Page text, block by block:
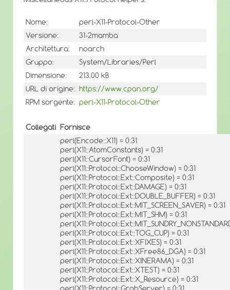
Nome:
perl-X11-Protocol-Other
Versione:
31-2mamba
Architettura:
noarch
Gruppo:
System/Libraries/Perl
Dimensione:
213.00 kB
URL di origine: https://www.cpan.org/
RPM sorgente: perl-X11-Protocol-Other
Collegati Fornisce
perl(Encode::X11) = 0:31
perl(X11::AtomConstants) = 0:31
perl(X11::CursorFont) = 0:31
perl(X11::Protocol::ChooseWindow) = 0:31
perl(X11::Protocol::Ext::Composite) = 0:31
perl(X11::Protocol::Ext::DAMAGE) = 0:31
perl(X11::Protocol::Ext::DOUBLE_BUFFER) = 0:31
perl(X11::Protocol::Ext::MIT_SCREEN_SAVER) = 0:31
perl(X11::Protocol::Ext::MIT_SHM) = 0:31
perl(X11::Protocol::Ext::TOG_CUP) = 0:31
perl(X11::Protocol::Ext::XFIXES) = 0:31
perl(X11::Protocol::Ext::XFree86_DGA) = 0:31
perl(X11::Protocol::Ext::XINERAMA) = 0:31
perl(X11::Protocol::Ext::XTEST) = 0:31
perl(X11::Protocol::Ext::X_Resource) = 0:31